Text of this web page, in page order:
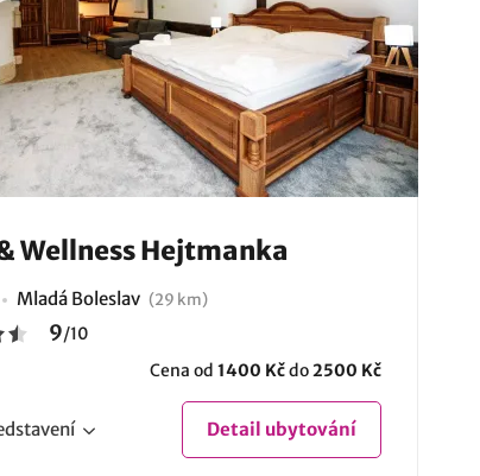
Wellness Hejtmanka
Mladá Boleslav (29 km)
9/10
Cena od 1400 Kčdo2500 Kč
Detail ubytování